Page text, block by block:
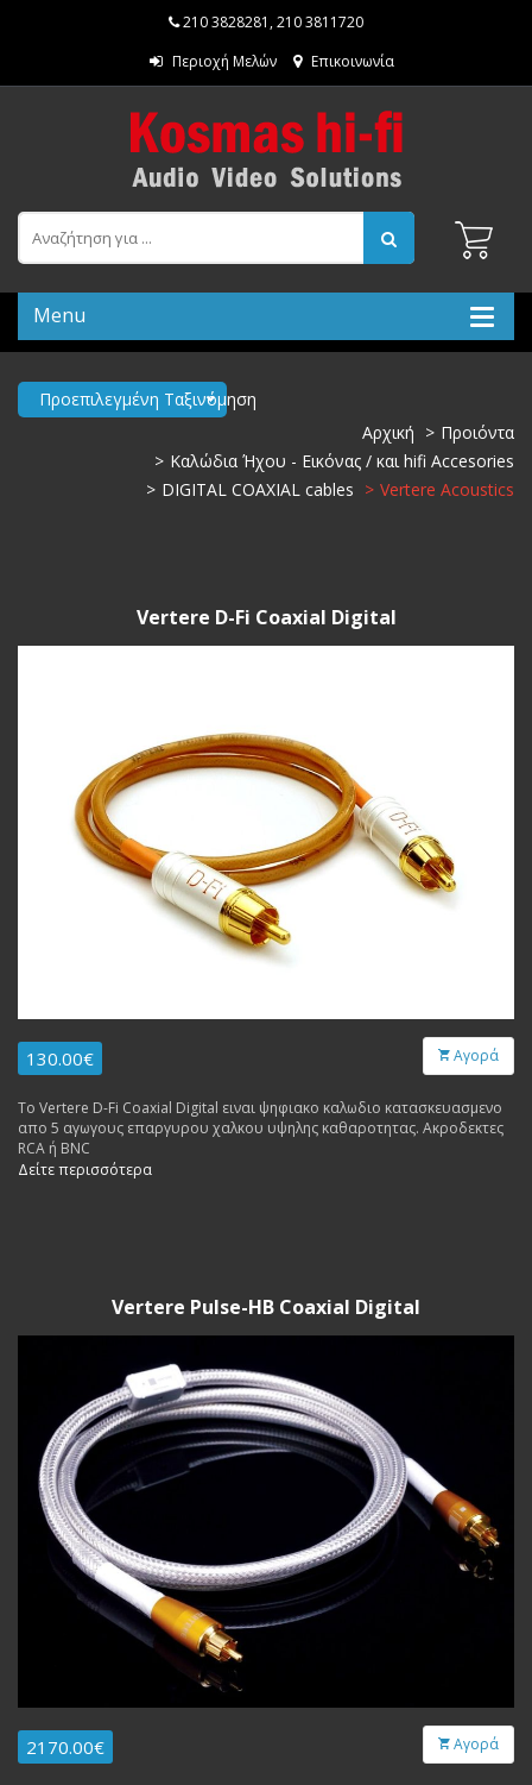
210 3828281 ,210 3811720
Περιοχή Μελών
Επικοινωνία
Menu
Προεπιλεγμένη Ταξινόμηση
Αρχική
Προιόντα
Καλώδια Ήχου - Εικόνας / και hifi Accesories
DIGITAL COAXIAL cables
Vertere Acoustics
Vertere D-Fi Coaxial Digital
130.00€ Αγορά
Το Vertere D-Fi Coaxial Digital ειναι ψηφιακο καλωδιο κατασκευασμενο
απο 5 αγωγους επαργυρου χαλκου υψηλης καθαροτητας. Ακροδεκτες
RCA ή BNC
Δείτε περισσότερα
Vertere Pulse-HB Coaxial Digital
2170.00€ Αγορά